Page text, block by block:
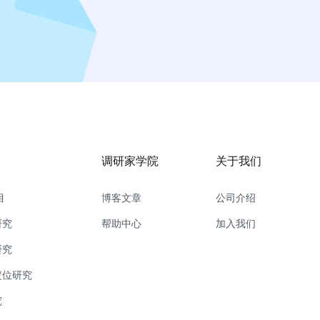
究
究
研究
调研家学院
博客文章
帮助中心
关于我们
公司介绍
加入我们